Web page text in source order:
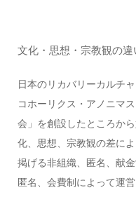
文化・思想・宗教観の違
日本のリカバリーカルチ
コホーリクス・アノニマ
会」を創設したところか
化、思想、宗教観の差に
掲げる非組織、匿名、献
匿名、会費制によって運